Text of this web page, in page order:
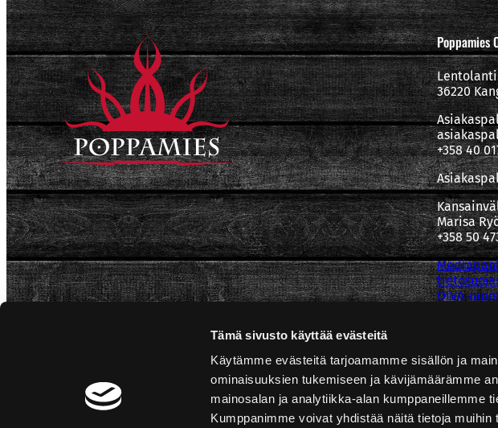
Tämä sivusto käyttää evästeitä
Käytämme evästeitä tarjoamamme sisällön ja
ominaisuuksien tukemiseen ja kävijämäärämme
mainosalan ja analytiikka-alan kumppaneillemme
Kumppanimme voivat yhdistää näitä tietoja
Poppamies
36220
+358 40
Marisa
+358 50
OIVA-